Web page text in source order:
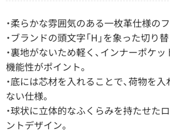
・柔らかな雰囲気のある一枚革仕様の
・ブランドの頭文字「H」を象った切り
・裏地がないため軽く、インナーポケ
機能性がポイント。
・底には芯材を入れることで、荷物を
ない仕様。
・球状に立体的なふくらみを持たせた
ントデザイン。